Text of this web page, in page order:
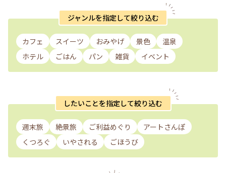
ジャンルを指定して絞り込む
カフェ スイーツ おみやげ 景色
温泉
ホテル
ごはん パン 雑貨 イベント
したいことを指定して絞り込む
週末旅 絶景旅 ご利益めぐり
アートさんぽ
くつろぐ
いやされる ごほうび